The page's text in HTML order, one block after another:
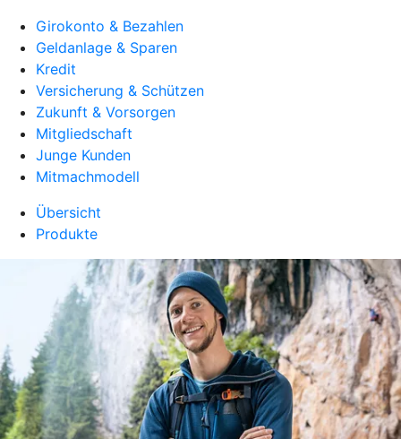
Girokonto & Bezahlen
Geldanlage & Sparen
Kredit
Versicherung & Schützen
Zukunft & Vorsorgen
Mitgliedschaft
Junge Kunden
Mitmachmodell
Übersicht
Produkte